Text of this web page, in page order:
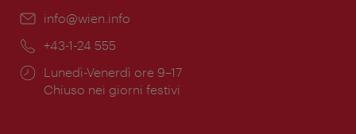
Email:
info@wien.info
Telefono:
+43-1-24 555
Orari
di
Lunedì-Venerdì ore 9–17
Chiuso nei giorni festivi